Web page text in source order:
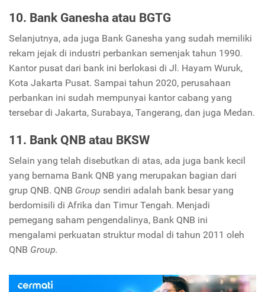
10. Bank Ganesha atau BGTG
Selanjutnya, ada juga Bank Ganesha yang sudah memiliki
rekam jejak di industri perbankan semenjak tahun 1990.
Kantor pusat dari bank ini berlokasi di Jl. Hayam Wuruk,
Kota Jakarta Pusat. Sampai tahun 2020, perusahaan
perbankan ini sudah mempunyai kantor cabang yang
tersebar di Jakarta, Surabaya, Tangerang, dan juga Medan.
11. Bank QNB atau BKSW
Selain yang telah disebutkan di atas, ada juga bank kecil
yang bernama Bank QNB yang merupakan bagian dari
grup QNB. QNB Group sendiri adalah bank besar yang
berdomisili di Afrika dan Timur Tengah. Menjadi
pemegang saham pengendalinya, Bank QNB ini
mengalami perkuatan struktur modal di tahun 2011 oleh
QNB Group.